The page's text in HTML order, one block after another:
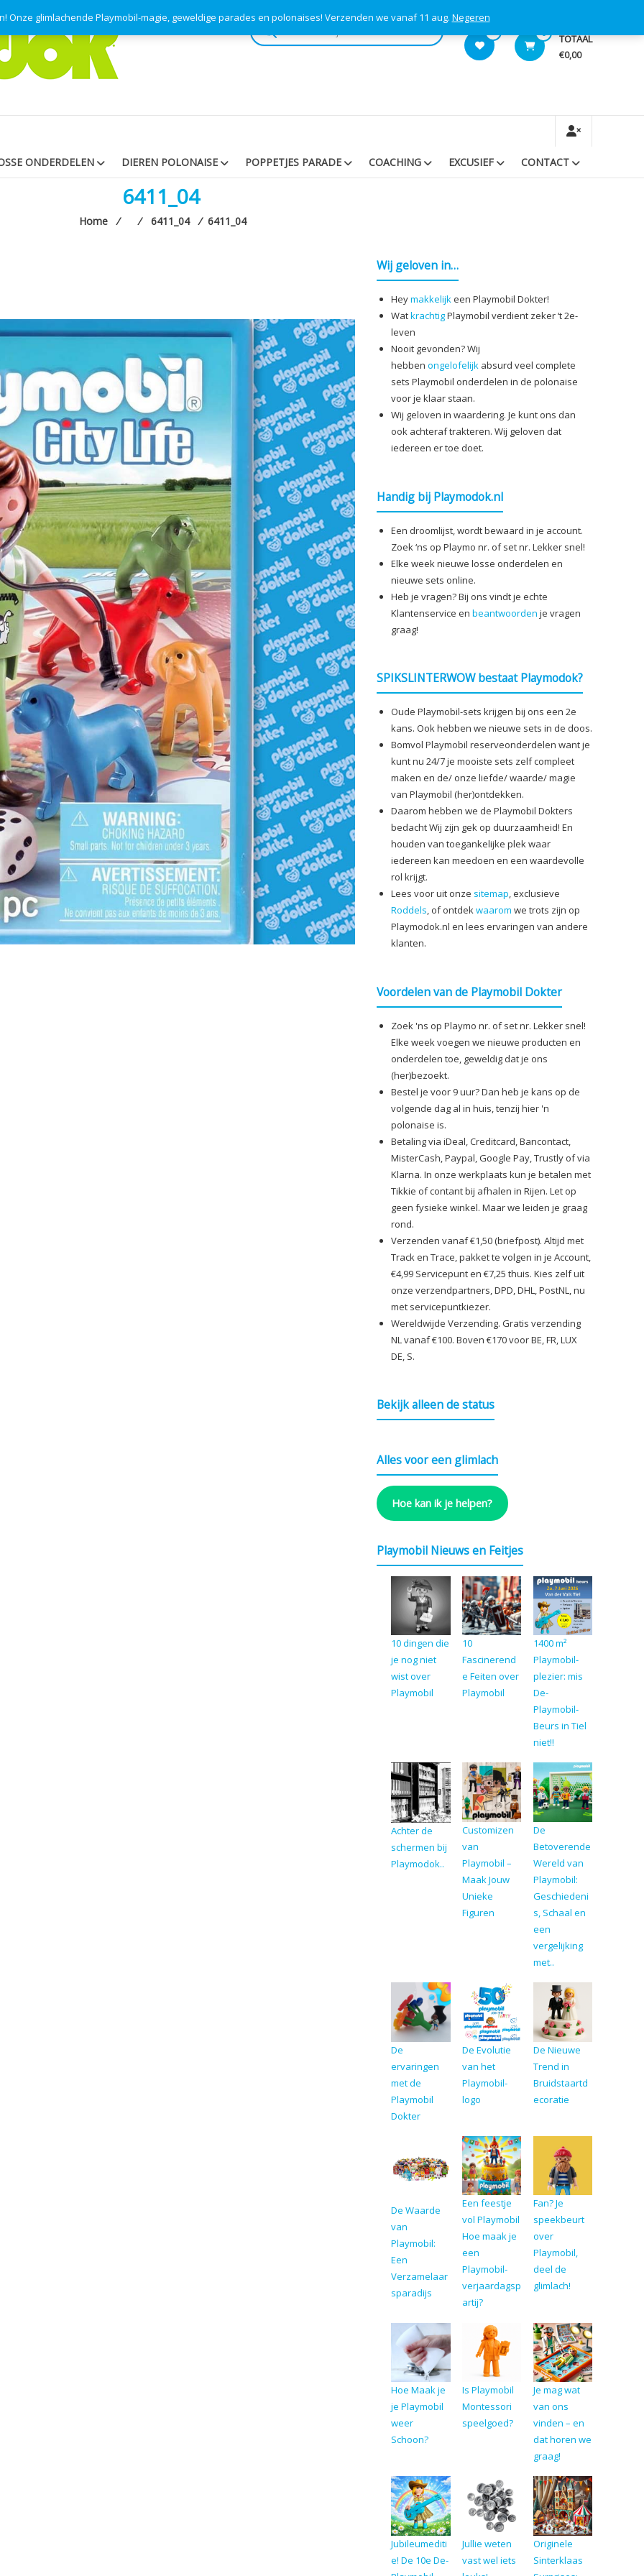
Onze glimlachende Playmobil-magie, geweldige parades en polonaises! Verzenden we vanaf 11 aug. Negeren
0 TOTAAL
€0,00
Producten
ONDERDELEN DIEREN POLONAISE POPPETJES PARADE COACHING EXCUSIEF CONTACT
6411_04
Home ⁄ ⁄ 6411_04 ⁄ 6411_04
Wij geloven in…
Heymakkelijkeen Playmobil Dokter!
WatkrachtigPlaymobil verdient zeker ‘t 2e-
leven
Nooit gevonden? Wij
hebben ongelofelijk absurd veel complete
sets Playmobil onderdelen in de polonaise
voor je klaar staan.
Wij geloven in waardering. Je kunt ons dan
ook achteraf trakteren. Wij geloven dat
iedereen er toe doet.
Handig bij Playmodok.nl
Een droomlijst, wordt bewaard in je account.
Zoek ‘ns op Playmo nr. of set nr. Lekker snel!
Elke week nieuwe losse onderdelen en
nieuwe sets online.
Heb je vragen? Bij ons vindt je echte
Klantenservice en beantwoorden je vragen
graag!
SPIKSLINTERWOW bestaat Playmodok?
Oude Playmobil-sets krijgen bij ons een 2e
kans. Ook hebben we nieuwe sets in de doos.
Bomvol Playmobil reserveonderdelen want je
kunt nu 24/7 je mooiste sets zelf compleet
maken en de/ onze liefde/ waarde/ magie
van Playmobil (her)ontdekken.
Daarom hebben we de Playmobil Dokters
bedacht Wij zijn gek op duurzaamheid! En
houden van toegankelijke plek waar
iedereen kan meedoen en een waardevolle
rol krijgt.
Lees voor uit onze sitemap, exclusieve
Roddels, of ontdekwaarom we trots zijn op
Playmodok.nl en lees ervaringen van andere
klanten.
Voordelen van de Playmobil Dokter
Zoek 'ns op Playmo nr. of set nr. Lekker snel!
Elke week voegen we nieuwe producten en
onderdelen toe, geweldig dat je ons
(her)bezoekt.
Bestel je voor 9 uur? Dan heb je kans op de
volgende dag al in huis, tenzij hier 'n
polonaise is.
Betaling via iDeal, Creditcard, Bancontact,
MisterCash, Paypal, Google Pay, Trustly of via
Klarna. In onze werkplaats kun je betalen met
Tikkie of contant bij afhalen in Rijen. Let op
geen fysieke winkel. Maar we leiden je graag
rond.
Verzenden vanaf €1,50 (briefpost). Altijd met
Track en Trace, pakket te volgen in je Account,
€4,99 Servicepunt en €7,25 thuis. Kies zelf uit
onze verzendpartners, DPD, DHL, PostNL, nu
met servicepuntkiezer.
Wereldwijde Verzending. Gratis verzending
NL vanaf €100. Boven €170 voor BE, FR, LUX
DE, S.
Bekijk alleen de status
Alles voor een glimlach
Hoe kan ik je helpen?
Playmobil Nieuws en Feitjes
10 dingen die
je nog niet
wist over
Playmobil
10
Fascinerend
e Feiten over
Playmobil
1400 m²
Playmobil-
plezier: mis
De-
Playmobil-
Beurs in Tiel
niet!!
Achter de
schermen bij
Playmodok..
Customizen
van
Playmobil –
Maak Jouw
Unieke
Figuren
De
Betoverende
Wereld van
Playmobil:
Geschiedeni
s, Schaal en
een
vergelijking
met..
De
ervaringen
met de
Playmobil
Dokter
De Evolutie
van het
Playmobil-
logo
De Nieuwe
Trend in
Bruidstaartd
ecoratie
De Waarde
van
Playmobil:
Een
Verzamelaar
sparadijs
Een feestje
vol Playmobil
Hoe maak je
een
Playmobil-
verjaardagsp
artij?
Fan? Je
speekbeurt
over
Playmobil,
deel de
glimlach!
Hoe Maak je
je Playmobil
weer
Schoon?
Is Playmobil
Montessori
speelgoed?
Je mag wat
van ons
vinden – en
dat horen we
graag!
Jubileumediti
e! De 10e De-
Jullie weten
vast wel iets
Originele
Sinterklaas